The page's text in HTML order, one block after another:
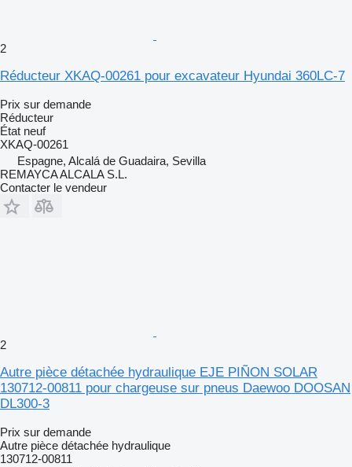
2
Réducteur XKAQ-00261 pour excavateur Hyundai 360LC-7
Prix sur demande
Réducteur
État neuf
XKAQ-00261
Espagne, Alcalá de Guadaira, Sevilla
REMAYCA ALCALA S.L.
Contacter le vendeur
2
Autre pièce détachée hydraulique EJE PIÑON SOLAR
130712-00811 pour chargeuse sur pneus Daewoo DOOSAN
DL300-3
Prix sur demande
Autre pièce détachée hydraulique
130712-00811